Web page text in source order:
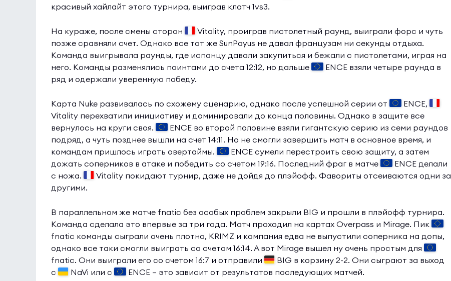
красивый хайлайт этого турнира, выиграв клатч 1vs3.
На кураже, после смены сторон
Vitality, проиграв пистолетный раунд, выиграли форс и чуть
позже сравняли счет. Однако все тот же SunPayus не давал французам ни секунды отдыха.
Команда выигрывала раунды, где испанцу давали закупиться и бежали с пистолетами, играя на
него. Команды разменялись поинтами до счета 12:12, но дальше
ENCE взяли четыре раунда в
ряд и одержали уверенную победу.
Карта Nuke развивалась по схожему сценарию, однако после успешной серии от
ENCE,
Vitality перехватили инициативу и доминировали до конца половины. Однако в защите все
вернулось на круги своя.
ENCE во второй половине взяли гигантскую серию из семи раундов
подряд, а чуть позднее вышли на счет 14:11. Но не смогли завершить матч в основное время, и
командам пришлось играть овертаймы.
ENCE сумели перестроить свою защиту, а затем
дожать соперников в атаке и победить со счетом 19:16. Последний фраг в матче
ENCE делали
с ножа.
Vitality покидают турнир, даже не дойдя до плэйофф. Фавориты отсеиваются одни за
другими.
В параллельном же матче fnatiс без особых проблем закрыли BIG и прошли в плэйофф турнира.
Команда сделала это впервые за три года. Матч проходил на картах Overpass и Mirage. Пик
fnatic команды сыграли очень плотно, KRIMZ и компания едва не выпустили соперника на допы,
однако все таки смогли выиграть со счетом 16:14. А вот Mirage вышел ну очень простым для
fnatic. Они выиграли его со счетом 16:7 и отправили
BIG в корзину 2-2. Они сыграют за выход
с
NaVi или с ENCE — это зависит от результатов последующих матчей.